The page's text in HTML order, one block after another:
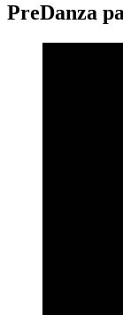
PreDanza